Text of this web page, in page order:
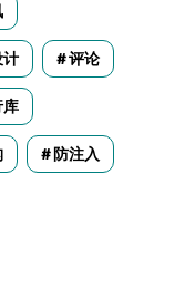
计 评论
库
防注入